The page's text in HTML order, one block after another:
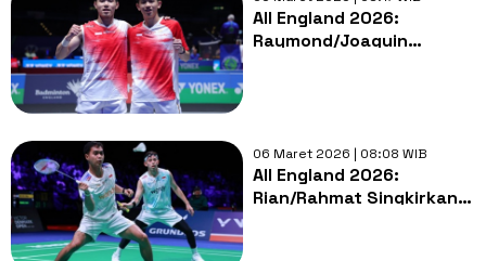
All England 2026:
Raymond/Joaquin
06 Maret 2026 | 08:08 WIB
All England 2026:
Rian/Rahmat Singkirkan